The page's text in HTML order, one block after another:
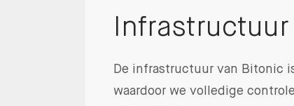
Infrastructuur
De infrastructuur van Bitonic
waardoor we volledige